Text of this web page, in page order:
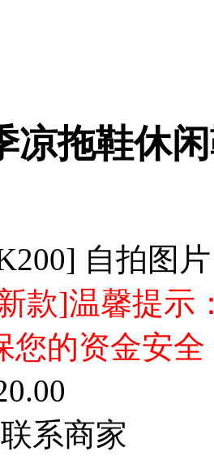
凉拖鞋休
自拍图
款]温馨提示
您的资金安
系商家